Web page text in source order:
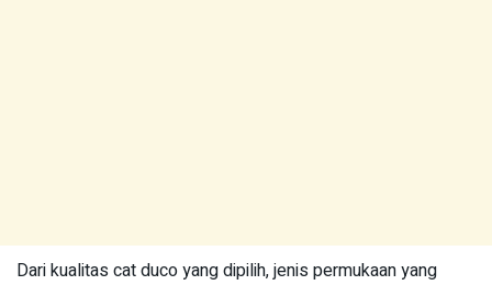
Dari kualitas cat duco yang dipilih, jenis permukaan yang